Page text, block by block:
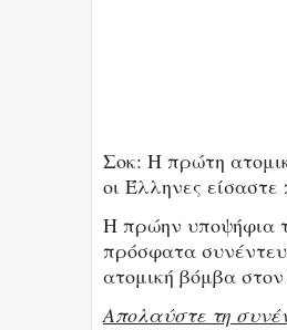
Σοκ: Η πρώτη
οι Έλληνες
Η πρώην υποψήφια
πρόσφατα
ατομική βόμβα
Απολαύστε τη